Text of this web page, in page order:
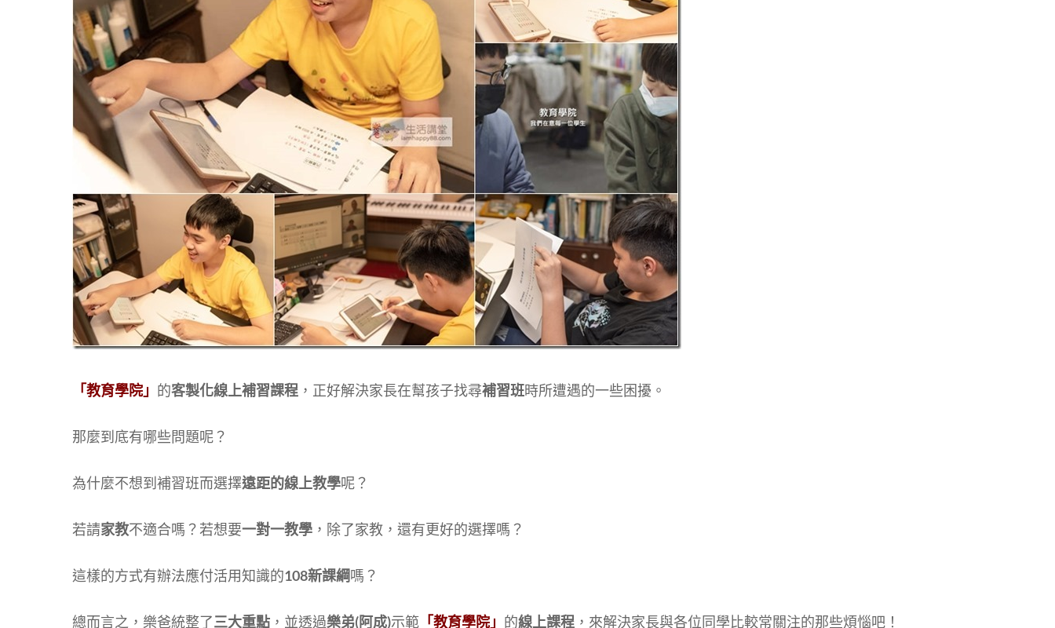
「教育學院」 的客製化線上補習課程 ，正好解決家長在幫孩子找尋補習班時所遭遇的一些困擾。
那麼到底有哪些問題呢？
為什麼不想到補習班而選擇遠距的線上教學呢？
若請家教不適合嗎？若想要一對一教學 ，除了家教，還有更好的選擇嗎？
這樣的方式有辦法應付活用知識的108新課綱嗎？
總而言之，樂爸統整了三大重點 ，並透過樂弟(阿成)示範 「教育學院」 的線上課程 ，來解決家長與各位同學比較常關注的那些煩惱吧！